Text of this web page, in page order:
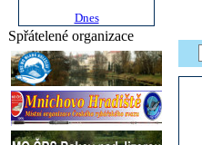
Dnes
Spřátelené organizace